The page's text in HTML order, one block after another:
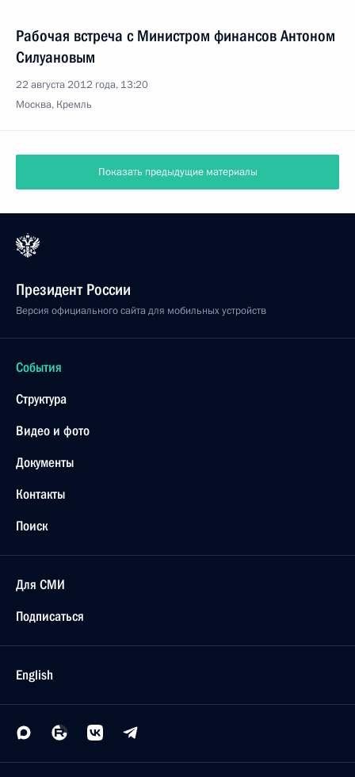
Рабочая встреча с Министром финансов Антоном
Силуановым
22 августа 2012 года, 13:20
Москва, Кремль
Показать предыдущие материалы
Президент России
Версия официального сайта для мобильных устройств
События
Структура
Видео и фото
Документы
Контакты
Поиск
Для СМИ
Подписаться
English